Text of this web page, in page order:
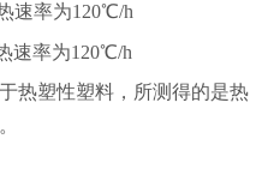
速率为120℃/h
速率为120℃/h
热塑性塑料，所测得的是热